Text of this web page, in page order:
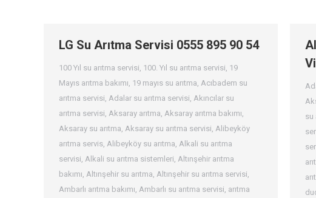
LG Su Arıtma Servisi 0555 895 90 54
100 Yıl su arıtma servisi, 100. Yıl su arıtma servisi, 19
Mayıs arıtma bakımı, 19 mayıs su arıtma, Acıbadem su
arıtma servisi, Adalar su arıtma servisi, Akıncılar su
arıtma servisi, Aksaray arıtma, Aksaray arıtma bakımı,
Aksaray su arıtma, Aksaray su arıtma servisi, Alibeyköy
arıtma servis, Alibeyköy su arıtma, Alkali su arıtma
servisi, Alkali su arıtma sistemleri, Altınşehir arıtma
bakımı, Altınşehir su arıtma, Altınşehir su arıtma servisi,
Ambarlı arıtma bakımı, Ambarlı su arıtma servisi, arıtma
su